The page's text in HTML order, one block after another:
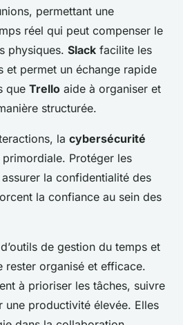
permettant une
réel qui peut compenser le
physiques. Slack facilite les
et permet un échange rapide
que Trello aide à organiser et
structurée.
la cybersécurité
Protéger les
la confidentialité des
la confiance au sein des
de gestion du temps et
rester organisé et efficace.
à prioriser les tâches, suivre
une productivité élevée. Elles